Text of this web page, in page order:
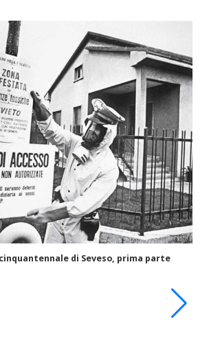
cinquantennale di Seveso, prima parte